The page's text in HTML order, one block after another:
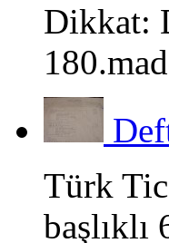
Dikkat:
Türk
başlıklı